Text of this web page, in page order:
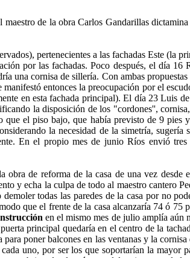
de la obra Carlos Gandarillas
pertenecientes a las fachadas Este (la
por las fachadas. Poco después, el día
una cornisa de sillería. Con ambas
entonces la preocupación por el
en esta fachada principal). El día 23 Luis
la disposición de los "cordones'',
que el piso bajo, que había previsto de 9
la necesidad de la simetría,
En el propio mes de junio Ríos envió
de reforma de la casa de una vez desde
y echa la culpa de todo al maestro cantero
demoler todas las paredes de la casa por no
que el frente de la casa alcanzaría 74 ó
en el mismo mes de julio amplía aún
principal quedaría en el centro de la
poner balcones en las ventanas y la
uno, por ser los que soportarían la